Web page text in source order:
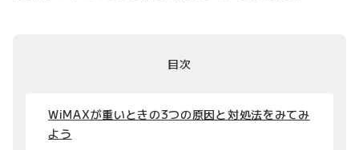
目次
WiMAXが重いときの3つの原因と対処法をみてみ
よう